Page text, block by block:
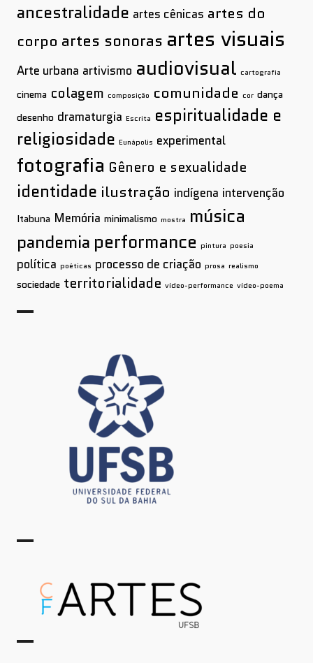
ancestralidade artes cênicas artes do
corpo artes sonoras artes visuais
Arte urbana artivismo audiovisual cartografia
cinema colagem composição comunidade cor dança
desenho dramaturgia Escrita espiritualidade e
religiosidade Eunápolis experimental
fotografia Gênero e sexualidade
identidade ilustração indígena intervenção
Itabuna Memória minimalismo mostra música
pandemia performance pintura poesia
política poéticas processo de criação prosa realismo
sociedade territorialidade vídeo-performance vídeo-poema